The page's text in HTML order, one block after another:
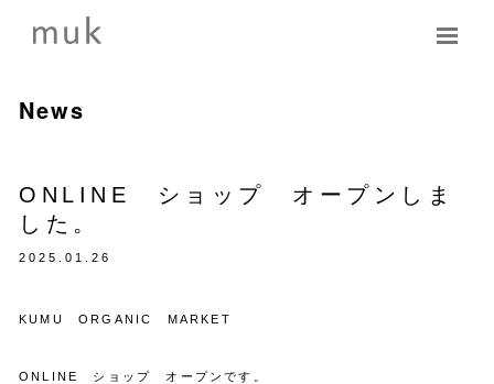
News
ONLINE ショップ オープンしま
した。
2025.01.26
KUMU ORGANIC MARKET
ONLINE ショップ オープンです。